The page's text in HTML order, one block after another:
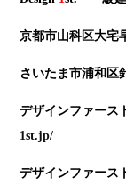
京都市山科区大宅
さいたま市浦和区
デザインファー
1st.jp/
デザインファー